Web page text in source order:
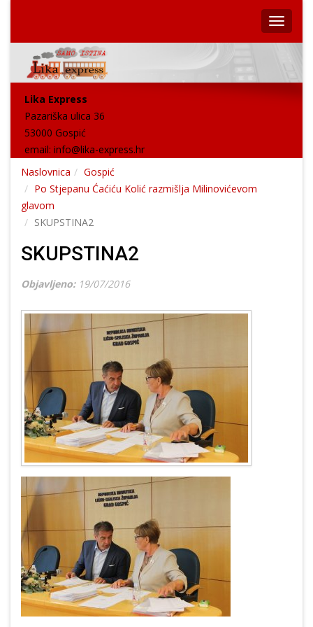
Lika Express
Pazariška ulica 36
53000 Gospić
email: info@lika-express.hr
Naslovnica
Gospić
Po Stjepanu Ćaćiću Kolić razmišlja Milinovićevom
glavom
SKUPSTINA2
SKUPSTINA2
Objavljeno: 19/07/2016